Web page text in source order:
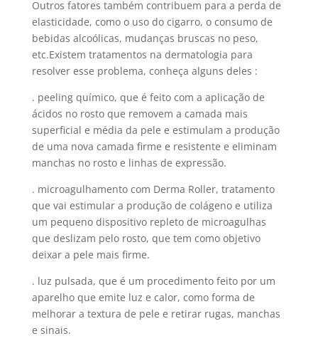
Outros fatores também contribuem para a perda de
elasticidade, como o uso do cigarro, o consumo de
bebidas alcoólicas, mudanças bruscas no peso,
etc.Existem tratamentos na dermatologia para
resolver esse problema, conheça alguns deles :
. peeling químico, que é feito com a aplicação de
ácidos no rosto que removem a camada mais
superficial e média da pele e estimulam a produção
de uma nova camada firme e resistente e eliminam
manchas no rosto e linhas de expressão.
. microagulhamento com Derma Roller, tratamento
que vai estimular a produção de colágeno e utiliza
um pequeno dispositivo repleto de microagulhas
que deslizam pelo rosto, que tem como objetivo
deixar a pele mais firme.
. luz pulsada, que é um procedimento feito por um
aparelho que emite luz e calor, como forma de
melhorar a textura de pele e retirar rugas, manchas
e sinais.